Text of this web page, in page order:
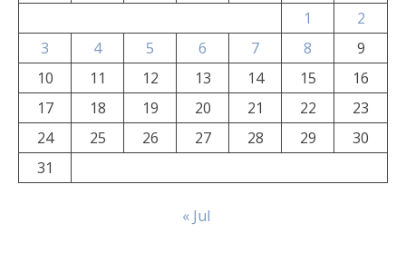
1
2
3
4 5 6 7 8
9
10
11 12 13 14 15
16
17
18 19 20 21 22
23
24
25 26 27 28 29
30
31
« Jul